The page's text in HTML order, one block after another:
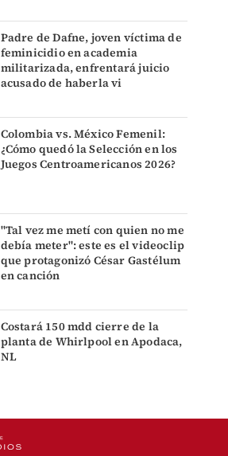
Padre de Dafne, joven víctima de
feminicidio en academia
militarizada, enfrentará juicio
acusado de haberla vi
Colombia vs. México Femenil:
¿Cómo quedó la Selección en los
Juegos Centroamericanos 2026?
"Tal vez me metí con quien no me
debía meter": este es el videoclip
que protagonizó César Gastélum
en canción
Costará 150 mdd cierre de la
planta de Whirlpool en Apodaca,
NL